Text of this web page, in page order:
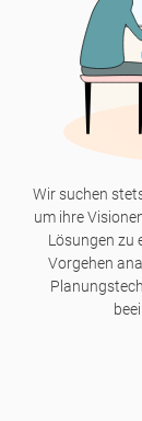
Wir suchen
um ihre
Lösungen zu
Vorgehen